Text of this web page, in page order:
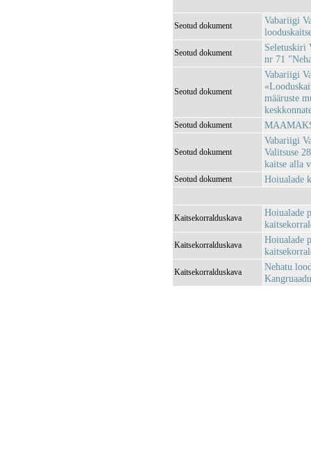
Seotud dokument
Vabariigi
Seotud dokument
Seletuskiri
nr 71
Seotud dokument
Vabariigi
määruste
Seotud dokument
Seotud dokument
Vabariigi
Valitsuse
kaitse alla
Seotud dokument Hoiualade
Kaitsekorralduskava
Hoiualade
Kaitsekorralduskava
Hoiualade
Kaitsekorralduskava
Nehatu